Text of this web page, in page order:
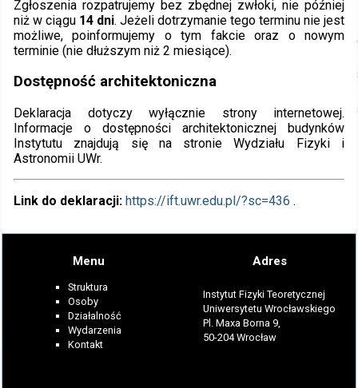
Zgłoszenia rozpatrujemy bez zbędnej zwłoki, nie później
niż w ciągu 14 dni. Jeżeli dotrzymanie tego terminu nie jest
możliwe, poinformujemy o tym fakcie oraz o nowym
terminie (nie dłuższym niż 2 miesiące).
Dostępność architektoniczna
Deklaracja dotyczy wyłącznie strony internetowej.
Informacje o dostępności architektonicznej budynków
Instytutu znajdują się na stronie Wydziału Fizyki i
Astronomii UWr.
Link do deklaracji: https://ift.uwr.edu.pl/?sc=436 .
Menu
Struktura
Osoby
Działalność
Wydarzenia
Kontakt
Adres
Instytut Fizyki Teoretycznej
Uniwersytetu Wrocławskiego
Pl. Maxa Borna 9,
50-204 Wrocław